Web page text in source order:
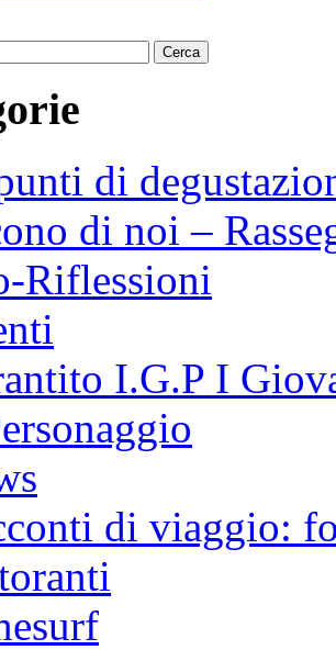
di
di noi –
Riflessioni
I.G.P I
di viaggio: